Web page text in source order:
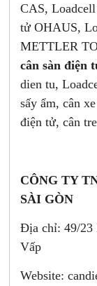
CAS,
tử OHAUS,
METTLER
cân sàn điện
dien tu,
sấy ẩm, cân
điện tử, cân
CÔNG TY
SÀI GÒN
Địa chỉ: 49/23
Vấp
Website: